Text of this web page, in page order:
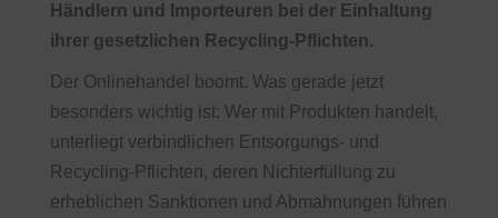
Händlern und Importeuren bei der Einhaltung
ihrer gesetzlichen Recycling-Pflichten.
Der Onlinehandel boomt. Was gerade jetzt
besonders wichtig ist: Wer mit Produkten handelt,
unterliegt verbindlichen Entsorgungs- und
Recycling-Pflichten, deren Nichterfüllung zu
erheblichen Sanktionen und Abmahnungen führen